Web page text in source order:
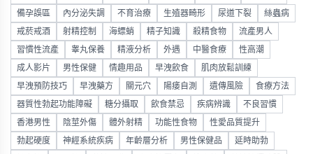
備孕誤區 內分泌失調 不育治療 生殖器畸形 尿道下裂 絲蟲病
戒菸戒酒 射精控制 海螵蛸 精子知識 殺精食物 流產男人
習慣性流產 睾丸保養 精液分析 外遇 中醫食療 性高潮
成人影片 男性保健 情趣用品 早洩飲食 肌肉放鬆訓練
早洩預防技巧 早洩藥方 關元穴 陽痿自測 遺傳風險 食療方法
器質性勃起功能障礙 糖分攝取 飲食禁忌 疾病辨識 不良習慣
香港男性 陰莖外傷 體外射精 功能性食物 性愛品質提升
勃起硬度 神經系統疾病 年齡層分析 男性保健品 延時助勃